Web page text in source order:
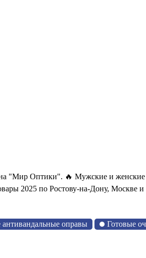
"Мир Оптики". 🔥 Мужские и
2025 по Ростову-на-Дону, Москве и
антивандальные оправы Готовые